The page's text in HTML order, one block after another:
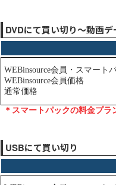
DVDにて買い切り～動画
USBにて買い切り